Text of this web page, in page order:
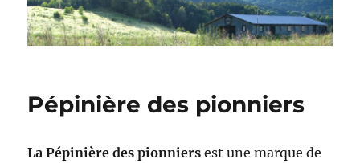
Pépinière des pionniers
La Pépinière des pionniersest une marque de